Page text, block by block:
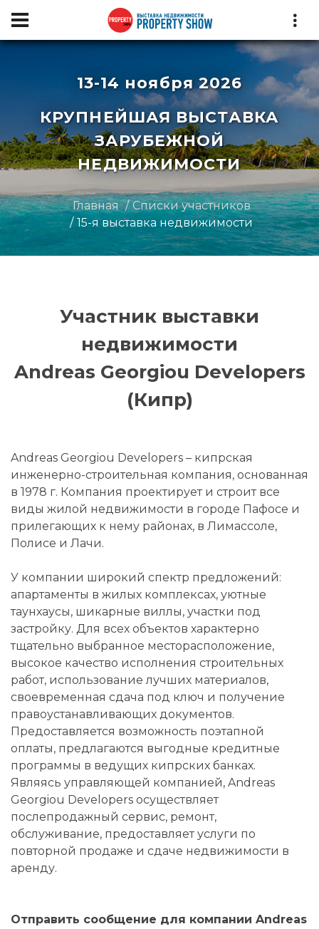
13-14 ноября 2026
КРУПНЕЙШАЯ ВЫСТАВКА
ЗАРУБЕЖНОЙ
НЕДВИЖИМОСТИ
Главная
Списки участников
15-я выставка недвижимости
Участник выставки
недвижимости
Andreas Georgiou Developers
(Кипр)
Andreas Georgiou Developers – кипрская
инженерно-строительная компания, основанная
в 1978 г. Компания проектирует и строит все
виды жилой недвижимости в городе Пафосе и
прилегающих к нему районах, в Лимассоле,
Полисе и Лачи.
У компании широкий спектр предложений:
апартаменты в жилых комплексах, уютные
таунхаусы, шикарные виллы, участки под
застройку. Для всех объектов характерно
тщательно выбранное месторасположение,
высокое качество исполнения строительных
работ, использование лучших материалов,
своевременная сдача под ключ и получение
правоустанавливающих документов.
Предоставляется возможность поэтапной
оплаты, предлагаются выгодные кредитные
программы в ведущих кипрских банках.
Являясь управляющей компанией, Andreas
Georgiou Developers осуществляет
послепродажный сервис, ремонт,
обслуживание, предоставляет услуги по
повторной продаже и сдаче недвижимости в
аренду.
Отправить сообщение для компании Andreas